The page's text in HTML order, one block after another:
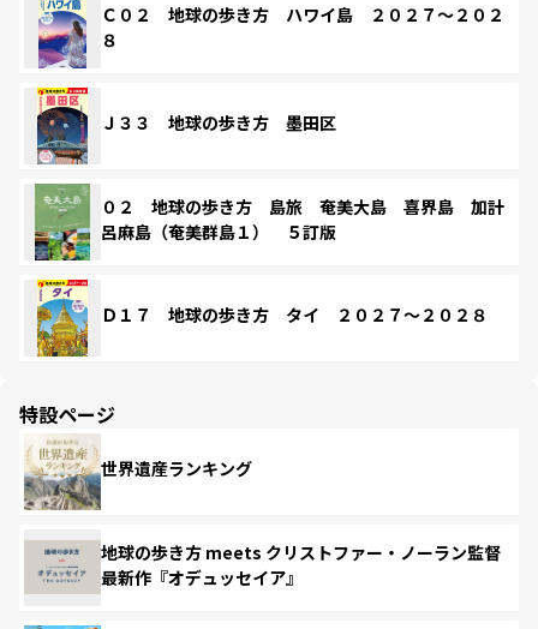
Ｃ０２ 地球の歩き方 ハワイ島 ２０２７～２０２
８
Ｊ３３ 地球の歩き方 墨田区
０２ 地球の歩き方 島旅 奄美大島 喜界島 加計
呂麻島（奄美群島１） ５訂版
Ｄ１７ 地球の歩き方 タイ ２０２７～２０２８
特設ページ
世界遺産ランキング
地球の歩き方 meets クリストファー・ノーラン監督
最新作『オデュッセイア』